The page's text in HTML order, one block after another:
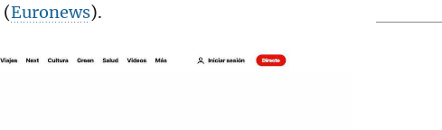
(Euronews).